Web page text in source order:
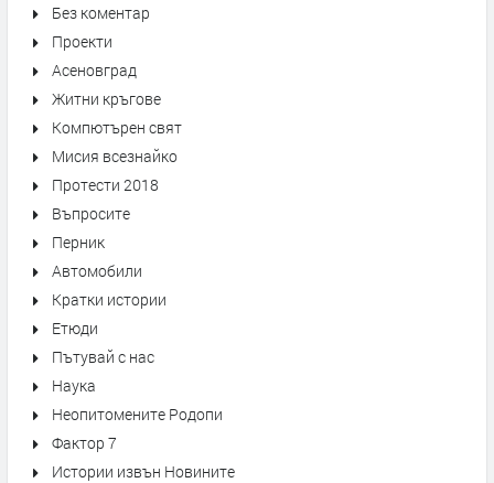
Без коментар
Проекти
Асеновград
Житни кръгове
Компютърен свят
Мисия всезнайко
Протести 2018
Въпросите
Перник
Автомобили
Кратки истории
Етюди
Пътувай с нас
Наука
Неопитомените Родопи
Фактор 7
Истории извън Новините